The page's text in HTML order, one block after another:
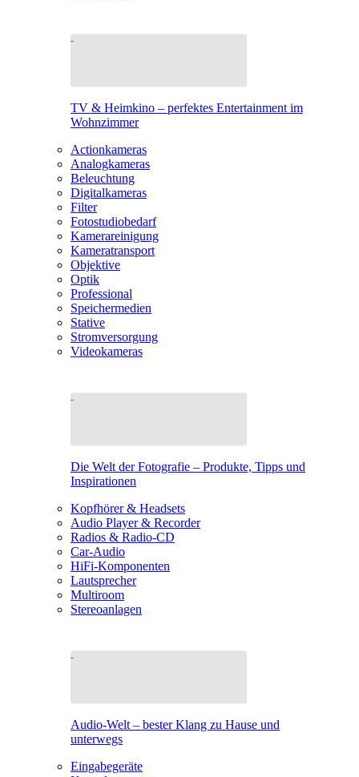
TV & Heimkino – perfektes Entertainment im
Wohnzimmer
Actionkameras
Analogkameras
Beleuchtung
Digitalkameras
Filter
Fotostudiobedarf
Kamerareinigung
Kameratransport
Objektive
Optik
Professional
Speichermedien
Stative
Stromversorgung
Videokameras
Die Welt der Fotografie – Produkte, Tipps und
Inspirationen
Kopfhörer & Headsets
Audio Player & Recorder
Radios & Radio-CD
Car-Audio
HiFi-Komponenten
Lautsprecher
Multiroom
Stereoanlagen
Audio-Welt – bester Klang zu Hause und
unterwegs
Eingabegeräte